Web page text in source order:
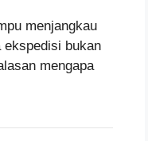
menjangkau
ekspedisi bukan
mengapa